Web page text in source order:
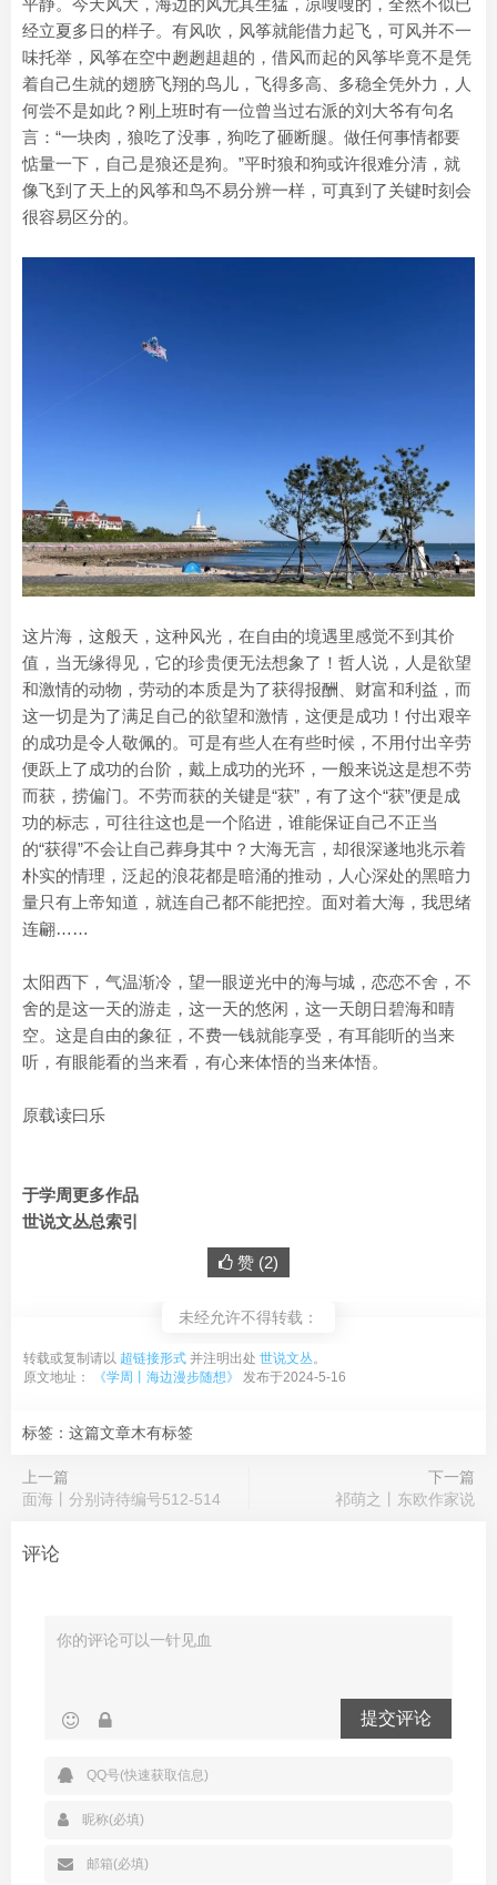
经立夏多日的样子。有风吹，风筝就能借力起飞，可风并不一
味托举，风筝在空中趔趔趄趄的，借风而起的风筝毕竟不是凭
着自己生就的翅膀飞翔的鸟儿，飞得多高、多稳全凭外力，人
何尝不是如此？刚上班时有一位曾当过右派的刘大爷有句名
言：“一块肉，狼吃了没事，狗吃了砸断腿。做任何事情都要
惦量一下，自己是狼还是狗。”平时狼和狗或许很难分清，就
像飞到了天上的风筝和鸟不易分辨一样，可真到了关键时刻会
很容易区分的。
这片海，这般天，这种风光，在自由的境遇里感觉不到其价
值，当无缘得见，它的珍贵便无法想象了！哲人说，人是欲望
和激情的动物，劳动的本质是为了获得报酬、财富和利益，而
这一切是为了满足自己的欲望和激情，这便是成功！付出艰辛
的成功是令人敬佩的。可是有些人在有些时候，不用付出辛劳
便跃上了成功的台阶，戴上成功的光环，一般来说这是想不劳
而获，捞偏门。不劳而获的关键是“获”，有了这个“获”便是成
功的标志，可往往这也是一个陷进，谁能保证自己不正当
的“获得”不会让自己葬身其中？大海无言，却很深遂地兆示着
朴实的情理，泛起的浪花都是暗涌的推动，人心深处的黑暗力
量只有上帝知道，就连自己都不能把控。面对着大海，我思绪
连翩……
太阳西下，气温渐冷，望一眼逆光中的海与城，恋恋不舍，不
舍的是这一天的游走，这一天的悠闲，这一天朗日碧海和晴
空。这是自由的象征，不费一钱就能享受，有耳能听的当来
听，有眼能看的当来看，有心来体悟的当来体悟。
原载读曰乐
于学周更多作品
世说文丛总索引
赞 (2)
未经允许不得转载：
转载或复制请以 超链接形式 并注明出处 世说文丛。
原文地址：
《学周丨海边漫步随想》 发布于2024-5-16
标签：这篇文章木有标签
上一篇
面海丨分别诗待编号512-514
下一篇
祁萌之丨东欧作家说
评论
提交评论